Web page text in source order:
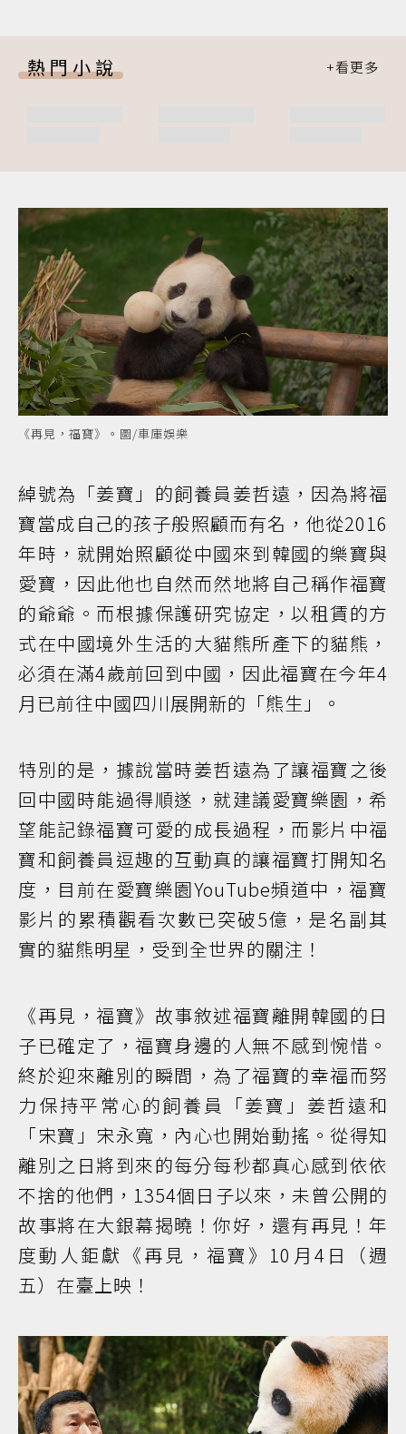
熱門小說
《再見，福寶》。圖/車庫娛樂
綽號為「姜寶」的飼養員姜哲遠，因為將福
寶當成自己的孩子般照顧而有名，他從2016
年時，就開始照顧從中國來到韓國的樂寶與
愛寶，因此他也自然而然地將自己稱作福寶
的爺爺。而根據保護研究協定，以租賃的方
式在中國境外生活的大貓熊所產下的貓熊，
必須在滿4歲前回到中國，因此福寶在今年4
月已前往中國四川展開新的「熊生」。
特別的是，據說當時姜哲遠為了讓福寶之後
回中國時能過得順遂，就建議愛寶樂園，希
望能記錄福寶可愛的成長過程，而影片中福
寶和飼養員逗趣的互動真的讓福寶打開知名
度，目前在愛寶樂園YouTube頻道中，福寶
影片的累積觀看次數已突破5億，是名副其
實的貓熊明星，受到全世界的關注！
《再見，福寶》故事敘述福寶離開韓國的日
子已確定了，福寶身邊的人無不感到惋惜。
終於迎來離別的瞬間，為了福寶的幸福而努
力保持平常心的飼養員「姜寶」姜哲遠和
「宋寶」宋永寬，內心也開始動搖。從得知
離別之日將到來的每分每秒都真心感到依依
不捨的他們，1354個日子以來，未曾公開的
故事將在大銀幕揭曉！你好，還有再見！年
度動人鉅獻《再見，福寶》10月4日（週
五）在臺上映！